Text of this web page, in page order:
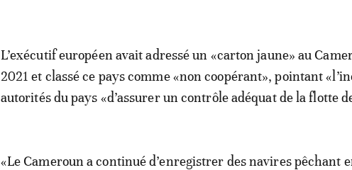
L’exécutif européen avait adressé un «carton jaune» au
2021 et classé ce pays comme «non coopérant», pointant
autorités du pays «d’assurer un contrôle adéquat de la flotte
«Le Cameroun a continué d’enregistrer des navires pêchant